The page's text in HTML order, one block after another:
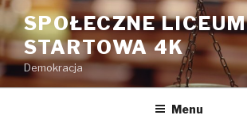
Przeskocz
do
treści
SPOŁECZNE LICEUM
STARTOWA 4K
Demokracja
Menu